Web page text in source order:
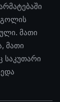
მათი
მათი